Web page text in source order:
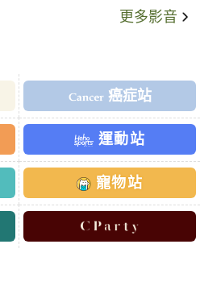
更多影音
癌症站
運動站
寵物站